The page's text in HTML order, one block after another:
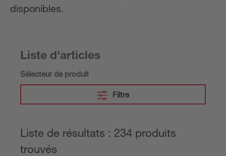
disponibles.
Liste d'articles
Sélecteur de produit
Filtre
Liste de résultats : 234 produits
trouvés